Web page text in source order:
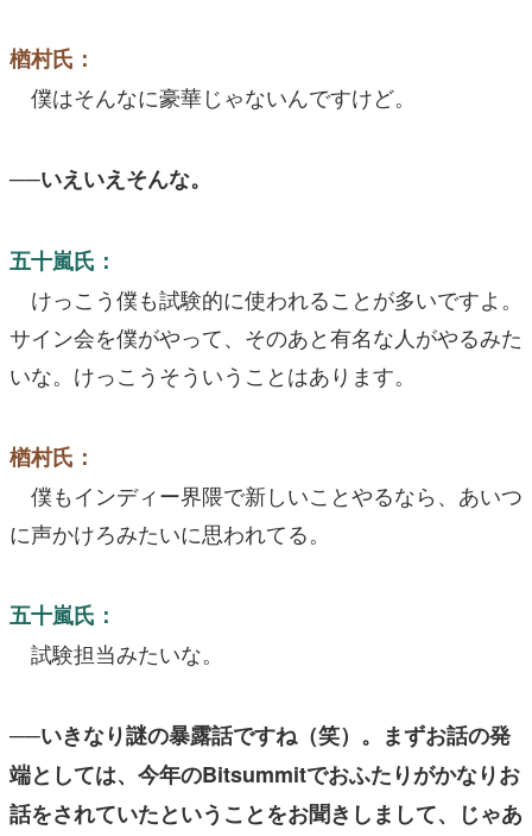
楢村氏：
僕はそんなに豪華じゃないんですけど。
──いえいえそんな。
五十嵐氏：
けっこう僕も試験的に使われることが多いですよ。
サイン会を僕がやって、そのあと有名な人がやるみた
いな。けっこうそういうことはあります。
楢村氏：
僕もインディー界隈で新しいことやるなら、あいつ
に声かけろみたいに思われてる。
五十嵐氏：
試験担当みたいな。
──いきなり謎の暴露話ですね（笑）。まずお話の発
端としては、今年のBitsummitでおふたりがかなりお
話をされていたということをお聞きしまして、じゃあ